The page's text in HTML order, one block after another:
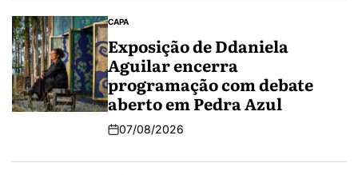
CAPA
Exposição de Ddaniela
Aguilar encerra
programação com debate
aberto em Pedra Azul
07/08/2026